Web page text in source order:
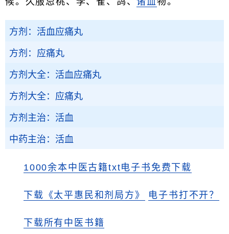
方剂：活血应痛丸
方剂：应痛丸
方剂大全：活血应痛丸
方剂大全：应痛丸
方剂主治：活血
中药主治：活血
1000余本中医古籍txt电子书免费下载
下载《太平惠民和剂局方》 电子书打不开？
下载所有中医书籍